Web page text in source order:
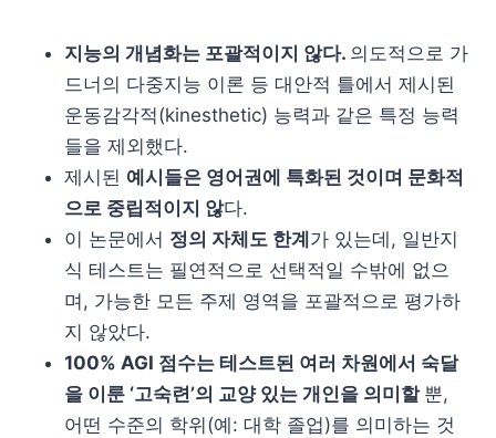
지능의 개념화는 포괄적이지 않다. 의도적으로 가
드너의 다중지능 이론 등 대안적 틀에서 제시된
운동감각적(kinesthetic) 능력과 같은 특정 능력
들을 제외했다.
제시된 예시들은 영어권에 특화된 것이며 문화적
으로 중립적이지 않다.
이 논문에서 정의 자체도 한계 가 있는데, 일반지
식 테스트는 필연적으로 선택적일 수밖에 없으
며, 가능한 모든 주제 영역을 포괄적으로 평가하
지 않았다.
100% AGI 점수는 테스트된 여러 차원에서 숙달
을 이룬 ‘고숙련’의 교양 있는 개인을 의미할 뿐,
어떤 수준의 학위(예: 대학 졸업)를 의미하는 것